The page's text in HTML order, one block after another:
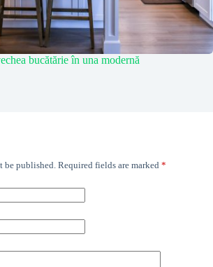
bucătărie în una modernă
be published. Required fields are marked *